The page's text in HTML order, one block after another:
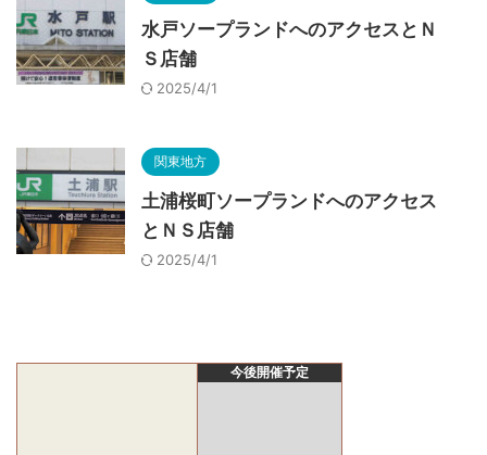
水戸ソープランドへのアクセスとＮ
Ｓ店舗
2025/4/1
関東地方
土浦桜町ソープランドへのアクセス
とＮＳ店舗
2025/4/1